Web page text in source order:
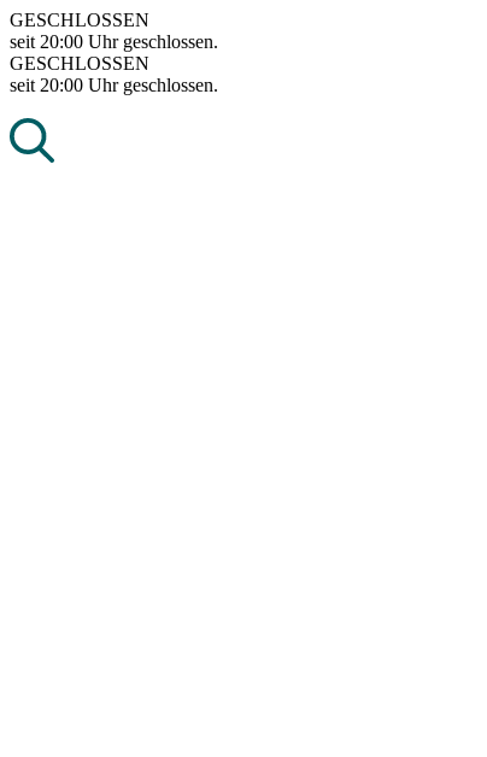
Skip
to
content
GESCHLOSSEN
seit 20:00 Uhr geschlossen.
GESCHLOSSEN
seit 20:00 Uhr geschlossen.